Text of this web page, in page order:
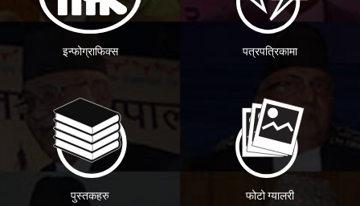
इन्फोग्राफिक्स पत्रपत्रिकामा
पुस्तकहरु फोटो ग्यालरी